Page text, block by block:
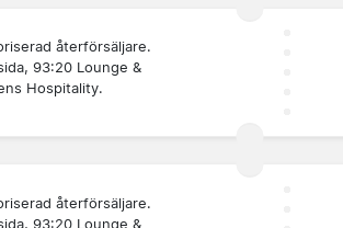
återförsäljare.
93:20 Lounge &
Hospitality.
återförsäljare.
93:20 Lounge &